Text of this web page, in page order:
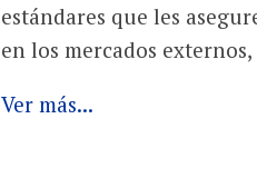
estándares que les
en los mercados externos,
Ver más...